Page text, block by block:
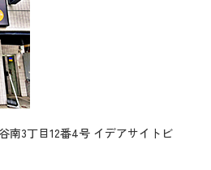
南3丁目12番4号 イデアサイトビ